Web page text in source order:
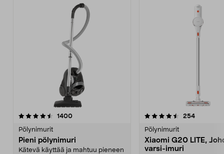
1400arvostelut
Pölynimurit
Pieni pölynimuri
Kätevä käyttää ja mahtuu pieneen
4.5 viidestä
254arvostelut
Pölynimurit
Xiaomi G20 LITE,
varsi-imuri
4.5 viidestä